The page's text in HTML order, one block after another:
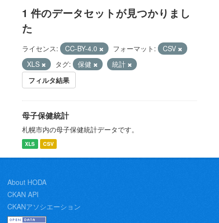
1 件のデータセットが見つかりまし
た
ライセンス: CC-BY-4.0 フォーマット:
CSV
XLS
タグ: 保健
統計
フィルタ結果
母子保健統計
札幌市内の母子保健統計データです。
XLS CSV
About HODA
CKAN API
CKANアソシエーション